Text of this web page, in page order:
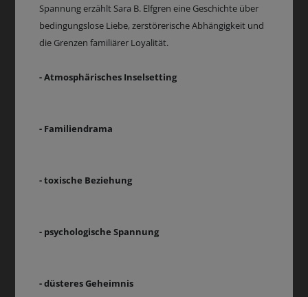
Spannung erzählt Sara B. Elfgren eine Geschichte über
bedingungslose Liebe, zerstörerische Abhängigkeit und
die Grenzen familiärer Loyalität.
- Atmosphärisches Inselsetting
- Familiendrama
- toxische Beziehung
- psychologische Spannung
- düsteres Geheimnis